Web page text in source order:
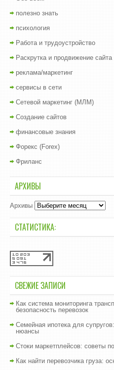
полезно знать
психология
Работа и трудоустройство
Раскрутка и продвижение сайта
реклама/маркетинг
сервисы в сети
Сетевой маркетинг (МЛМ)
Создание сайтов
финансовые знания
Форекс (Forex)
Фриланс
АРХИВЫ
Архивы
СТАТИСТИКА:
СВЕЖИЕ ЗАПИСИ
Как система мониторинга
безопасность перевозок
Семейная ипотека для
нюансы
Стоки маркетплейсов: советы
Как найти перевозчика груза: